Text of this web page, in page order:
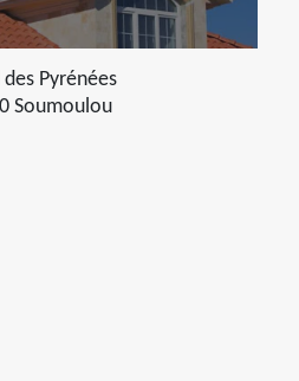
Pyrénées
Soumoulou